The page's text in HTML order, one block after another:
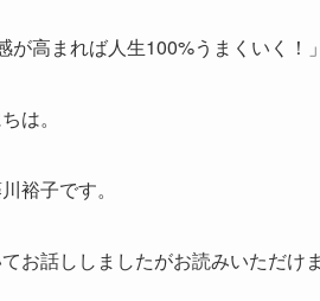
が高まれば人生100%うまくいく！
は。
裕子です。
お話ししましたがお読みいただけ